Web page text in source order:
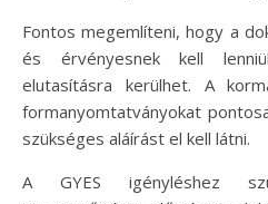
Fontos megemlíteni, hogy a
és érvényesnek kell
elutasításra kerülhet. A
formanyomtatványokat
szükséges aláírást el kell látni.
A GYES igényléshez